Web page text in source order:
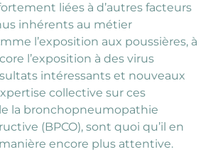
liées à d’autres facteurs
inhérents au métier
l’exposition aux poussières, à
l’exposition à des virus
intéressants et nouveaux
collective sur ces
la bronchopneumopathie
(BPCO), sont quoi qu’il en
encore plus attentive.